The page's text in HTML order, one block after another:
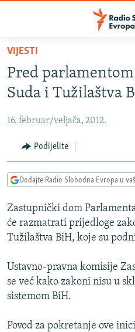
Pređite
glavni
sadržaj
na
navigaciju
Pređite
na
VIJESTI
BOSNA I HERCEGOVINA
KOSOVO
CRNA GORA
VIDEO
FOTOGALERIJE
INFOGRAFIKE
PODCASTI
RAT U UKRAJINI
KINA NA BALKANU
ISPRIČAJ MI
DNEVNO@RSE
VIJESTI
Pred
Suda i Tužilaštva
16. februar/veljača, 2012.
Podijelite
Dodajte Radio Slobodna Evropa u
Zastupnički dom
će razmatrati prijedloge
Tužilaštva BiH, koje su
Ustavno-pravna komisije
se već kako zakoni nisu u
sistemom BiH.
Povod za pokretanje ove